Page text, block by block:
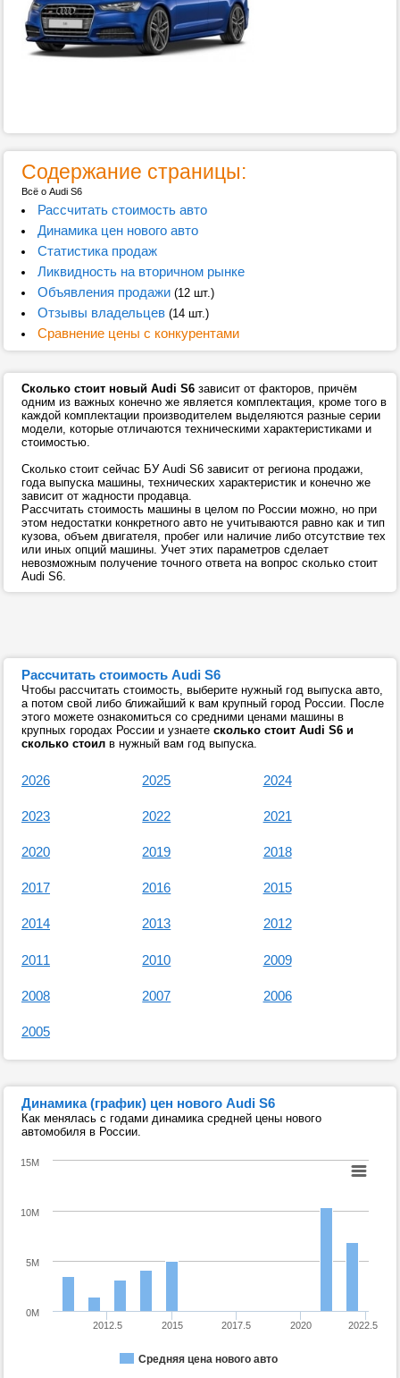
Содержание страницы:
Всё о Audi S6
Рассчитать стоимость авто
Динамика цен нового авто
Статистика продаж
Ликвидность на вторичном рынке
Объявления продажи(12 шт.)
Отзывы владельцев(14 шт.)
Сравнение цены с конкурентами
Сколько стоит новый Audi S6 зависит от факторов, причём
одним из важных конечно же является комплектация, кроме того в
каждой комплектации производителем выделяются разные серии
модели, которые отличаются техническими характеристиками и
стоимостью.
Сколько стоит сейчас БУ Audi S6 зависит от региона продажи,
года выпуска машины, технических характеристик и конечно же
зависит от жадности продавца.
Рассчитать стоимость машины в целом по России можно, но при
этом недостатки конкретного авто не учитываются равно как и тип
кузова, объем двигателя, пробег или наличие либо отсутствие тех
или иных опций машины. Учет этих параметров сделает
невозможным получение точного ответа на вопрос сколько стоит
Audi S6.
Рассчитать стоимость Audi S6
Чтобы рассчитать стоимость, выберите нужный год выпуска авто,
а потом свой либо ближайший к вам крупный город России. После
этого можете ознакомиться со средними ценами машины в
крупных городах России и узнаете сколько стоит Audi S6 и
сколько стоил в нужный вам год выпуска.
2026 2025 2024
2023 2022 2021
2020 2019 2018
2017 2016 2015
2014 2013 2012
2011 2010 2009
2008 2007 2006
2005
Динамика (график) цен нового Audi S6
Как менялась с годами динамика средней цены нового
автомобиля в России.
Средняя цена нового авто
2012.5 2015 2017.5 2020 2022.5
0M
5M
10M
15M